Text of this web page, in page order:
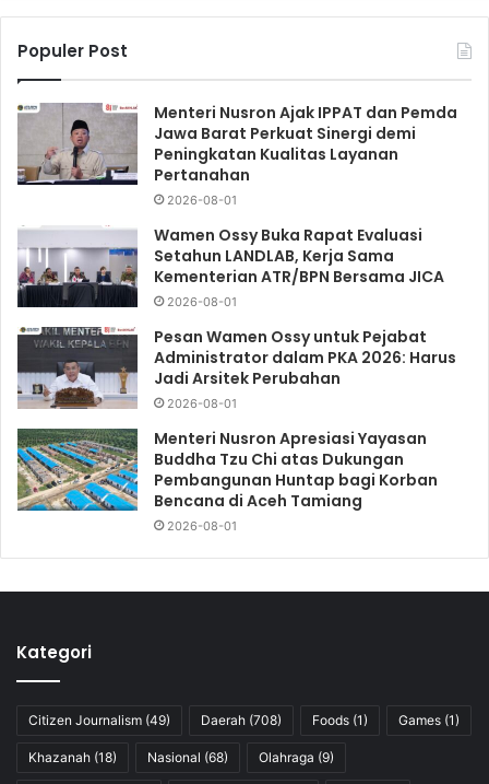
Populer Post
Menteri Nusron Ajak IPPAT dan Pemda
Jawa Barat Perkuat Sinergi demi
Peningkatan Kualitas Layanan
Pertanahan
2026-08-01
Wamen Ossy Buka Rapat Evaluasi
Setahun LANDLAB, Kerja Sama
Kementerian ATR/BPN Bersama JICA
2026-08-01
Pesan Wamen Ossy untuk Pejabat
Administrator dalam PKA 2026: Harus
Jadi Arsitek Perubahan
2026-08-01
Menteri Nusron Apresiasi Yayasan
Buddha Tzu Chi atas Dukungan
Pembangunan Huntap bagi Korban
Bencana di Aceh Tamiang
2026-08-01
Kategori
Citizen Journalism (49) Daerah (708) Foods (1) Games (1)
Khazanah (18) Nasional (68) Olahraga (9)